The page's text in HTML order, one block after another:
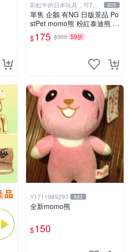
彩虹牛的日本玩具，可7取
付
825
單售 企鵝 有NG 日版景品 Po
stPet momo熊 粉紅泰迪熊 娃
娃 布偶 手指頭 娃娃
$175 $300 59折
Y1711989293 883
全新momo熊
$150